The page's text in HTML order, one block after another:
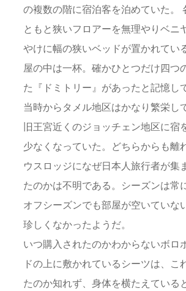
の複数の階に宿泊客を泊めていた。
ともと狭いフロアーを無理やりベニ
やけに幅の狭いベッドが置かれてい
屋の中は一杯。確かひとつだけ四つ
た『ドミトリー』があったと記憶し
当時からタメル地区はかなり繁栄し
旧王宮近くのジョッチェン地区に宿
少なくなっていた。どちらからも離
ウスロッジになぜ日本人旅行者が集
たのかは不明である。シーズンは常
オフシーズンでも部屋が空いていな
珍しくなかったようだ。
いつ購入されたのかわからないボロ
ドの上に敷かれているシーツは、こ
たのか知れず、身体を横たえている